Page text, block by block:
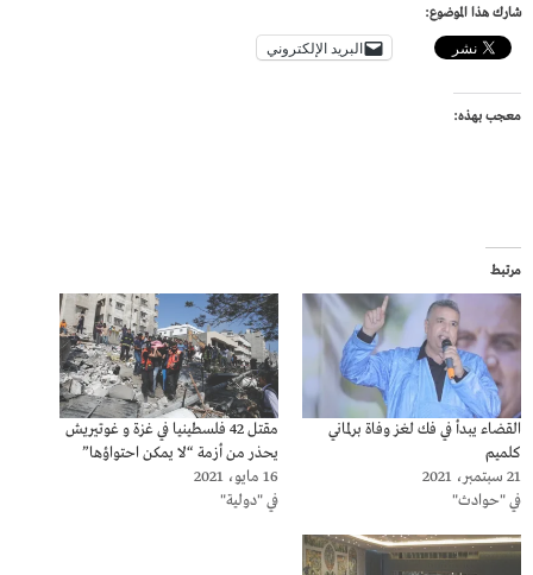
شارك هذا الموضوع:
البريد الإلكتروني
معجب بهذه:
مرتبط
القضاء يبدأ في فك لغز وفاة برلماني
كلميم
21 سبتمبر، 2021
في "حوادث"
مقتل 42 فلسطينيا في غزة و غوتيريش
يحذر من أزمة “لا يمكن احتواؤها”
16 مايو، 2021
في "دولية"